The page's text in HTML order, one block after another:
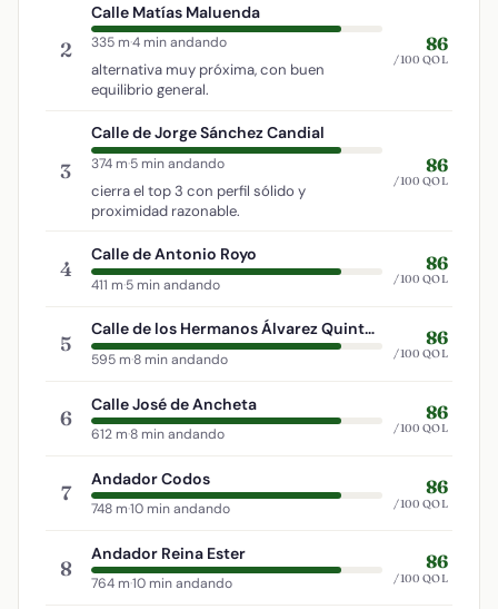
2
Calle Matías Maluenda
335 m·4 min andando
alternativa muy próxima, con buen
equilibrio general.
86
/100 QOL
3
Calle de Jorge Sánchez Candial
374 m·5 min andando
cierra el top 3 con perfil sólido y
proximidad razonable.
86
/100 QOL
4
Calle de Antonio Royo
411 m·5 min andando
86
/100 QOL
5
Calle de los Hermanos Álvarez Quintero
595 m·8 min andando
86
/100 QOL
6
Calle José de Ancheta
612 m·8 min andando
86
/100 QOL
7
Andador Codos
748 m·10 min andando
86
/100 QOL
8
Andador Reina Ester
764 m·10 min andando
86
/100 QOL